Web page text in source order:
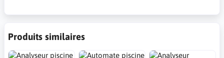
Produits similaires